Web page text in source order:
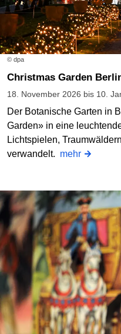
© dpa
Christmas Garden
18. November 2026 bis 10.
Der Botanische Garten in
Garden» in eine
Lichtspielen,
verwandelt. mehr